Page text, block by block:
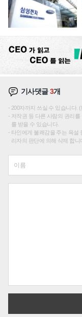
기사댓글3개
200자까지 쓰실 수 있습니다.
저작권 등 다른 사람의 권리
를 받을 수 있습니다.
타인에게 불쾌감을 주는 욕설
리자의 판단에 의해 삭제 합니